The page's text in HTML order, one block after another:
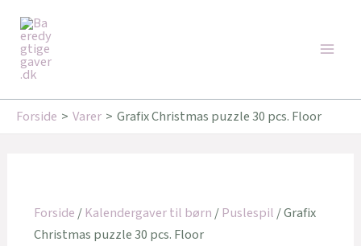
indholdet
Forside Varer Grafix Christmas puzzle 30 pcs. Floor
Forside/Kalendergaver til børn/Puslespil/ Grafix
Christmas puzzle 30 pcs. Floor